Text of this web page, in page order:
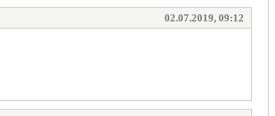
02.07.2019, 09:12